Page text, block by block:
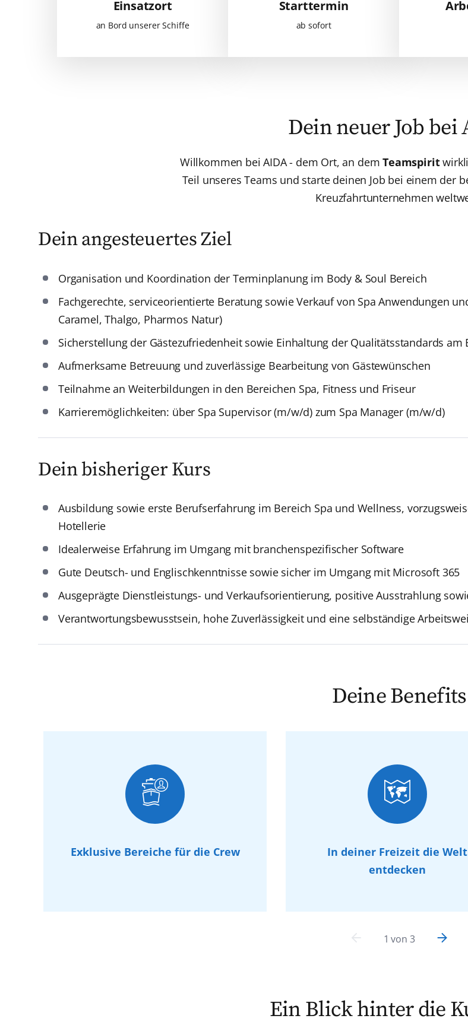
an Bord unserer Schiffe
Einsatzort
ab sofort
Starttermin
Dein neuer Job bei
Willkommen bei AIDA - dem Ort, an demTeamspirit
Teil unseres Teams und starte deinen Job bei einem der
Kreuzfahrtunternehmen
Dein angesteuertes Ziel
Organisation und Koordination der Terminplanung im Body & Soul Bereich
Fachgerechte, serviceorientierte Beratung sowie Verkauf von Spa Anwendungen
Caramel, Thalgo, Pharmos Natur)
Sicherstellung der Gästezufriedenheit sowie Einhaltung der Qualitätsstandards am
Aufmerksame Betreuung und zuverlässige Bearbeitung von Gästewünschen
Teilnahme an Weiterbildungen in den Bereichen Spa, Fitness und Friseur
Karrieremöglichkeiten: über Spa Supervisor (m/w/d) zum Spa Manager (m/w/d)
Dein bisheriger Kurs
Ausbildung sowie erste Berufserfahrung im Bereich Spa und Wellness,
Hotellerie
Idealerweise Erfahrung im Umgang mit branchenspezifischer Software
Gute Deutsch- und Englischkenntnisse sowie sicher im Umgang mit Microsoft 365
Ausgeprägte Dienstleistungs- und Verkaufsorientierung, positive Ausstrahlung
Verantwortungsbewusstsein, hohe Zuverlässigkeit und eine selbständige
Deine Benefits
Exklusive Bereiche für die Crew
In deiner Freizeit die Welt
entdecken
1 von 3
Ein Blick hinter die